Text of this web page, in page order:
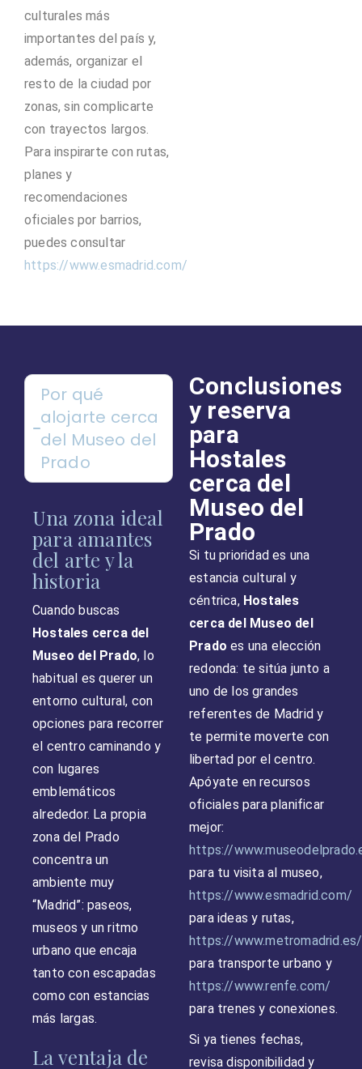
culturales más
importantes del país y,
además, organizar el
resto de la ciudad por
zonas, sin complicarte
con trayectos largos.
Para inspirarte con rutas,
planes y
recomendaciones
oficiales por barrios,
puedes consultar
https://www.esmadrid.com/
Por qué
alojarte cerca
del Museo del
Prado
Una zona ideal
para amantes
del arte y la
historia
Cuando buscas
Hostales cerca del
Museo del Prado, lo
habitual es querer un
entorno cultural, con
opciones para recorrer
el centro caminando y
con lugares
emblemáticos
alrededor. La propia
zona del Prado
concentra un
ambiente muy
“Madrid”: paseos,
museos y un ritmo
urbano que encaja
tanto con escapadas
como con estancias
más largas.
La ventaja de
Conclusiones
y reserva
para
Hostales
cerca del
Museo del
Prado
Si tu prioridad es una
estancia cultural y
céntrica, Hostales
cerca del Museo del
Prado es una elección
redonda: te sitúa junto a
uno de los grandes
referentes de Madrid y
te permite moverte con
libertad por el centro.
Apóyate en recursos
oficiales para planificar
mejor:
https://
para tu visita al museo,
https://www.esmadrid.com/
para ideas y rutas,
https://www.metromadrid.es/
para transporte urbano y
https://www.renfe.com/
para trenes y conexiones.
Si ya tienes fechas,
revisa disponibilidad y